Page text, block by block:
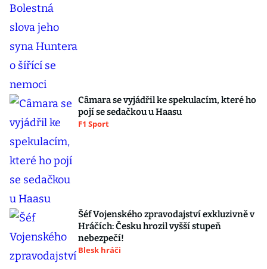
Câmara se vyjádřil ke spekulacím, které ho
pojí se sedačkou u Haasu
F1 Sport
Šéf Vojenského zpravodajství exkluzivně v
Hráčích: Česku hrozil vyšší stupeň
nebezpečí!
Blesk hráči